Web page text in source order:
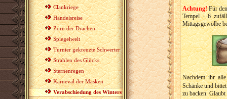
Clankriege
Handelsreise
Zorn der Drachen
Spiegelwelt
Turnier gekreuzte Schwerter
Strahlen des Glücks
Sternenregen
Karneval der Masken
Verabschiedung des Winters
Achtung!Für
Tempel - 6
Mittagsgewölbe
Nachdem ihr
Schänke und
zu backen.